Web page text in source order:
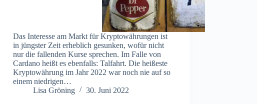
Das Interesse am Markt für Kryptowährungen ist
in jüngster Zeit erheblich gesunken, wofür nicht
nur die fallenden Kurse sprechen. Im Falle von
Cardano heißt es ebenfalls: Talfahrt. Die heißeste
Kryptowährung im Jahr 2022 war noch nie auf so
einem niedrigen…
Lisa Gröning
30. Juni 2022